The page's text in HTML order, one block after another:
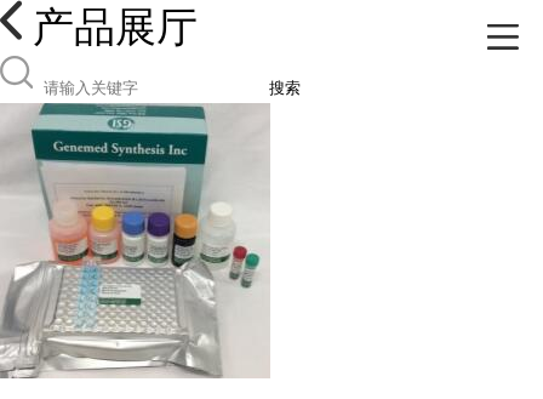
产品展厅
搜索